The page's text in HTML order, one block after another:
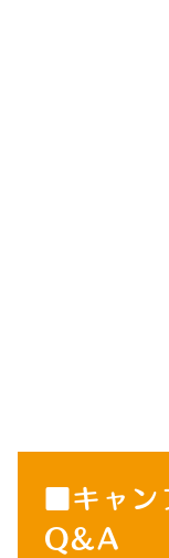
■キャン
Q&A